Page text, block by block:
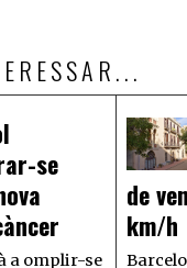
se
a omplir-se
de
km/h